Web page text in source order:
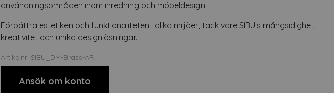
användningsområden inom inredning och möbeldesign.
Förbättra estetiken och funktionaliteten i olika miljöer, tack vare SIBU:s mångsidighet,
kreativitet och unika designlösningar.
Artikelnr: SIBU_DM-Brass-AR
Ansök om konto